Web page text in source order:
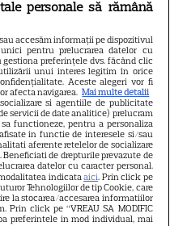
femei
personale să rămână
accesăm informații pe dispozitivul
pentru prelucrarea datelor cu
preferințele dvs. făcând clic
unui interes legitim în orice
Aceste alegeri vor fi
afecta navigarea. Mai multe detalii
si agentiile de publicitate
servicii de date analitice) prelucram
functioneze, pentru a personaliza
in functie de interesele si/sau
aferente retelelor de socializare
de drepturile prevazute de
datelor cu caracter personal.
indicataaici. Prin click pe
Tehnologiilor de tip Cookie, care
la stocarea/accesarea informatiilor
Prin click pe “VREAU SA MODIFIC
preferintele in mod individual, mai